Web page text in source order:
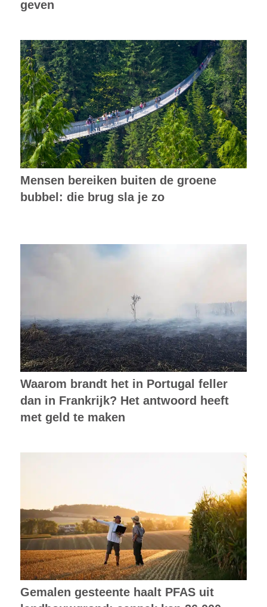
geven
Mensen bereiken buiten de groene
bubbel: die brug sla je zo
Waarom brandt het in Portugal feller
dan in Frankrijk? Het antwoord heeft
met geld te maken
Gemalen gesteente haalt PFAS uit